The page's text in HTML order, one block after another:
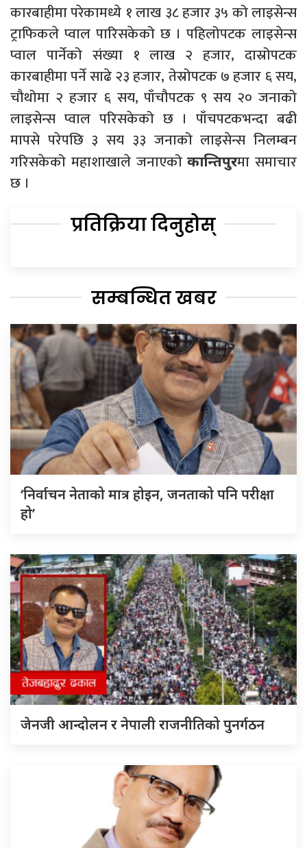
कारबाहीमा परेकामध्ये १ लाख ३८ हजार ३५ को लाइसेन्स
ट्राफिकले प्वाल पारिसकेको छ । पहिलोपटक लाइसेन्स
प्वाल पार्नेको संख्या १ लाख २ हजार, दास्रोपटक
कारबाहीमा पर्ने साढे २३ हजार, तेस्रोपटक ७ हजार ६ सय,
चौथोमा २ हजार ६ सय, पाँचौपटक ९ सय २० जनाको
लाइसेन्स प्वाल परिसकेको छ । पाँचपटकभन्दा बढी
मापसे परेपछि ३ सय ३३ जनाको लाइसेन्स निलम्बन
गरिसकेको महाशाखाले जनाएकोकान्तिपुरमा समाचार
छ ।
प्रतिक्रिया दिनुहोस्
सम्बन्धित खबर
‘निर्वाचन नेताको मात्र होइन, जनताको पनि परीक्षा
हो’
जेनजी आन्दोलन र नेपाली राजनीतिको पुनर्गठन